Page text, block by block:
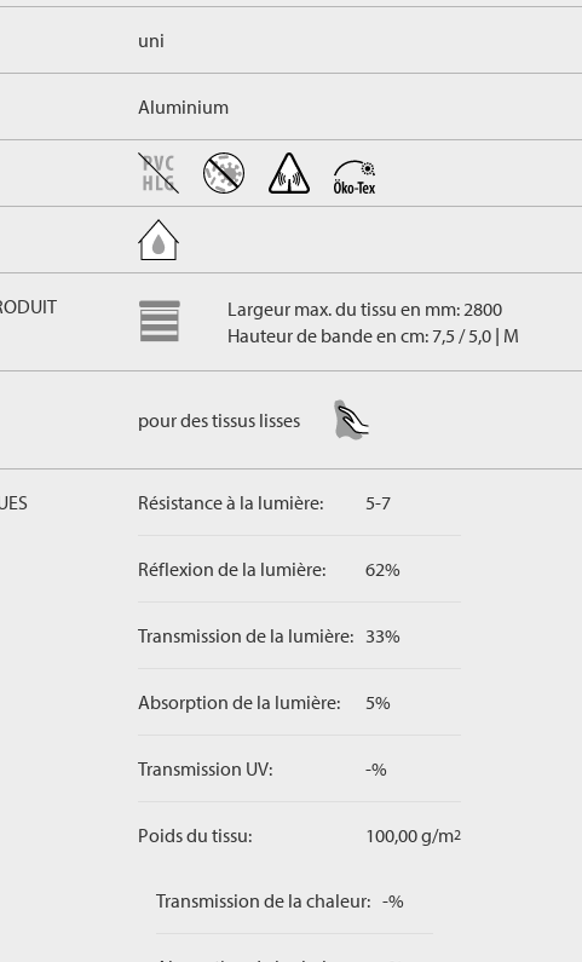
uni
Aluminium
Largeur max. du tissu en mm: 2800
Hauteur de bande en cm: 7,5 / 5,0 | M
pour des tissus lisses
Résistance à la lumière: 5-7
Réflexion de la lumière: 62%
Transmission de la lumière: 33%
Absorption de la lumière: 5%
Transmission UV: -%
Poids du tissu: 100,00 g/m2
Transmission de la chaleur: -%